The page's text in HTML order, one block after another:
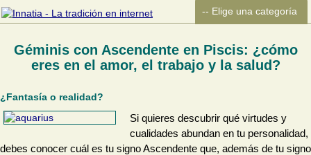
Géminis con Ascendente en Piscis: ¿cómo
eres en el amor, el trabajo y la salud?
¿Fantasía o realidad?
Si quieres descubrir qué virtudes y
cualidades abundan en tu personalidad,
debes conocer cuál es tu signo Ascendente que, además de tu signo